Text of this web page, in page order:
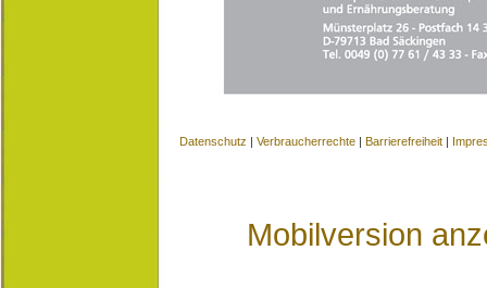
Datenschutz | Verbraucherrechte | Barrierefreiheit |
Mobilversion